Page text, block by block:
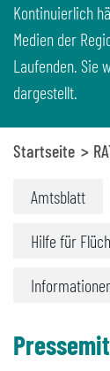
Kontinuierlich
Medien der
Laufenden. Sie
dargestellt.
Startseite
Amtsblatt
Hilfe für